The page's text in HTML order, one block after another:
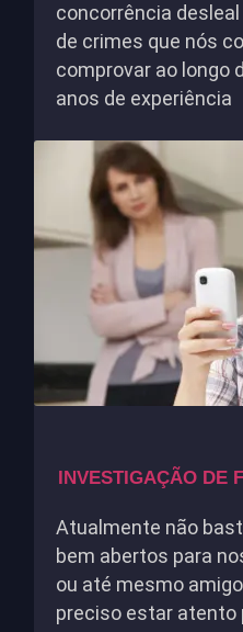
concorrência
de crimes que nós
comprovar ao longo
anos de experiência
INVESTIGAÇÃO DE
Atualmente não
bem abertos para
ou até mesmo
preciso estar atento